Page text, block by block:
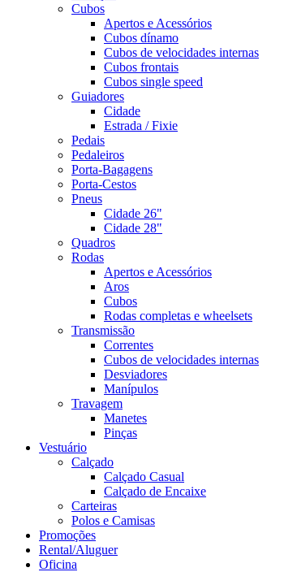
Cubos
Apertos e Acessórios
Cubos dínamo
Cubos de velocidades internas
Cubos frontais
Cubos single speed
Guiadores
Cidade
Estrada / Fixie
Pedais
Pedaleiros
Porta-Bagagens
Porta-Cestos
Pneus
Cidade 26"
Cidade 28"
Quadros
Rodas
Apertos e Acessórios
Aros
Cubos
Rodas completas e wheelsets
Transmissão
Correntes
Cubos de velocidades internas
Desviadores
Manípulos
Travagem
Manetes
Pinças
Vestuário
Calçado
Calçado Casual
Calçado de Encaixe
Carteiras
Polos e Camisas
Promoções
Rental/Aluguer
Oficina